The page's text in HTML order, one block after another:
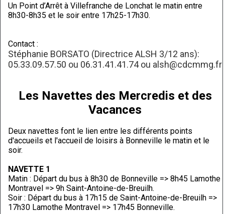
Un Point d’Arrêt à Villefranche de Lonchat le matin entre
8h30-8h35 et le soir entre 17h25-17h30.
Contact :
Stéphanie BORSATO (Directrice ALSH 3/12 ans):
05.33.09.57.50 ou 06.31.41.41.74 ou alsh@cdcmmg.fr
Les Navettes des Mercredis et des
Vacances
Deux navettes font le lien entre les différents points
d'accueils et l'accueil de loisirs à Bonneville le matin et le
soir.
NAVETTE 1
Matin : Départ du bus à 8h30 de Bonneville => 8h45 Lamothe
Montravel => 9h Saint-Antoine-de-Breuilh.
Soir : Départ du bus à 17h15 de Saint-Antoine-de-Breuilh =>
17h30 Lamothe Montravel => 17h45 Bonneville.